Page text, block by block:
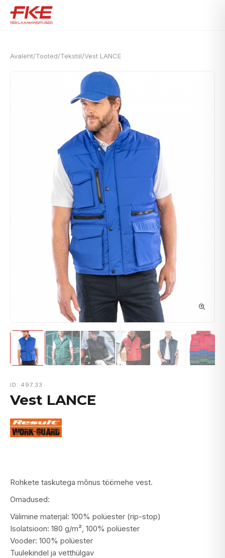
Avaleht/Tooted/Tekstiil/Vest LANCE
ID: 497.33
Vest LANCE
Rohkete taskutega mõnus töömehe vest.
Omadused:
Välimine materjal: 100% polüester (rip-stop)
Isolatsioon: 180 g/m², 100% polüester
Vooder: 100% polüester
Tuulekindel ja vetthülgav